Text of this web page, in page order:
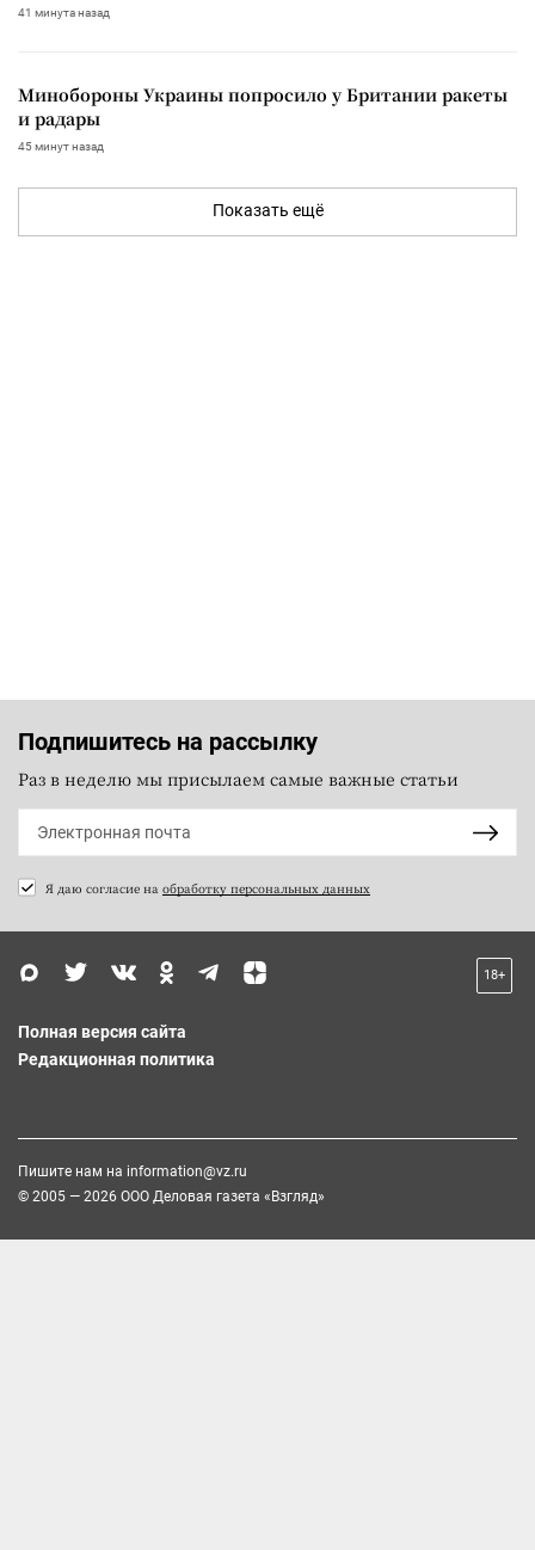
41 минута назад
Минобороны Украины попросило у Британии ракеты
и радары
45 минут назад
Показать ещё
Подпишитесь на рассылку
Раз в неделю мы присылаем самые важные статьи
Я даю согласие на обработку персональных данных
18+
Полная версия сайта
Редакционная политика
Пишите нам на information@vz.ru
© 2005 — 2026 ООО Деловая газета «Взгляд»